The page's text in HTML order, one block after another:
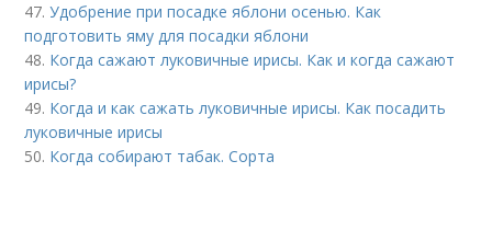
47.Удобрение при посадке яблони осенью. Как
подготовить яму для посадки яблони
48. Когда сажают луковичные ирисы. Как и когда сажают
ирисы?
49. Когда и как сажать луковичные ирисы. Как посадить
луковичные ирисы
50. Когда собирают табак. Сорта